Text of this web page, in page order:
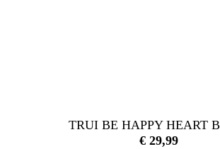
TRUI BE HAPPY HEART
€29,99